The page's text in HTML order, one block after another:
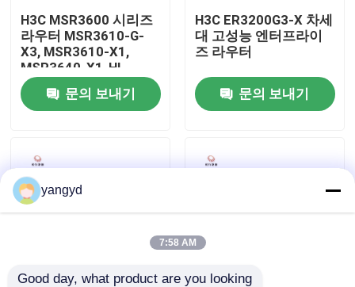
품질 관리
저희와 연락
사건
랙 스토리지 서버
H3C MSR3600 시리즈
라우터 MSR3610-G-
X3, MSR3610-X1,
MSR3640-X1-HI,
MSR3640-X1,
MSR3620-X1
문의 보내기
H3C ER3200G3-X 차세
대 고성능 엔터프라이
즈 라우터
문의 보내기
yangyd
7:58 AM
Good day, what product are you looking